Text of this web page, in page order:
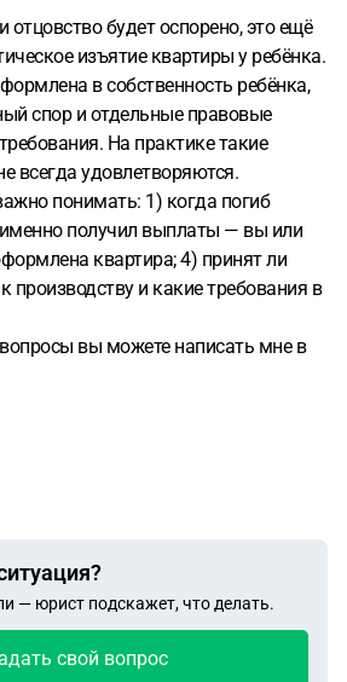
отцовство будет оспорено, это ещё
изъятие квартиры у ребёнка.
в собственность ребёнка,
спор и отдельные правовые
На практике такие
всегда удовлетворяются.
понимать: 1) когда погиб
получил выплаты — вы или
квартира; 4) принят ли
производству и какие требования в
вы можете написать мне в
— юрист подскажет, что делать.
свой вопрос